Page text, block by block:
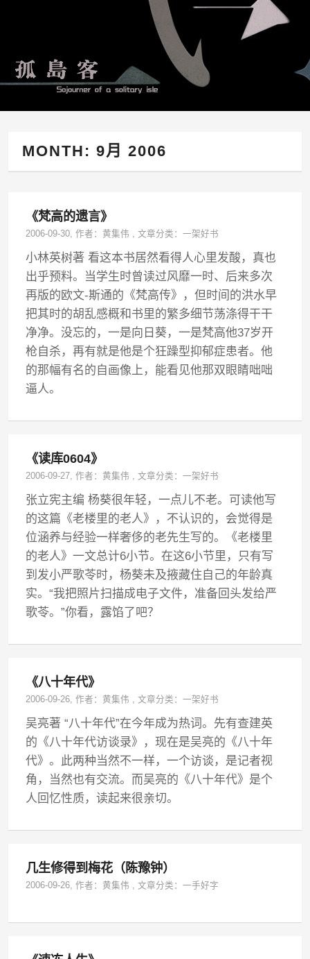
MONTH:9月 2006
《梵高的遗言》
2006-09-30, 作者：黄集伟 ,文章分类：一架好书
小林英树著 看这本书居然看得人心里发酸，真也
出乎预料。当学生时曾读过风靡一时、后来多次
再版的欧文-斯通的《梵高传》，但时间的洪水早
把其时的胡乱感概和书里的繁多细节荡涤得干干
净净。没忘的，一是向日葵，一是梵高他37岁开
枪自杀，再有就是他是个狂躁型抑郁症患者。他
的那幅有名的自画像上，能看见他那双眼睛咄咄
逼人。
《读库0604》
2006-09-27, 作者：黄集伟 ,文章分类：一架好书
张立宪主编 杨葵很年轻，一点儿不老。可读他写
的这篇《老楼里的老人》，不认识的，会觉得是
位涵养与经验一样奢侈的老先生写的。《老楼里
的老人》一文总计6小节。在这6小节里，只有写
到发小严歌苓时，杨葵未及掖藏住自己的年龄真
实。“我把照片扫描成电子文件，准备回头发给严
歌苓。”你看，露馅了吧？
《八十年代》
2006-09-26, 作者：黄集伟 ,文章分类：一架好书
吴亮著 “八十年代”在今年成为热词。先有查建英
的《八十年代访谈录》，现在是吴亮的《八十年
代》。此两种当然不一样，一个访谈，是记者视
角，当然也有交流。而吴亮的《八十年代》是个
人回忆性质，读起来很亲切。
几生修得到梅花（陈豫钟）
2006-09-26, 作者：黄集伟 ,文章分类：一手好字